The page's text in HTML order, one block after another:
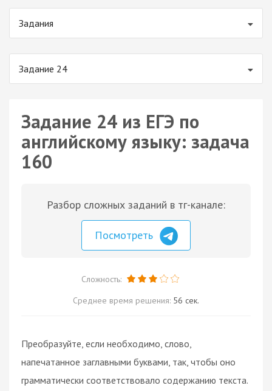
Задания
Задание 24
Задание 24 из ЕГЭ по
английскому языку: задача
160
Разбор сложных заданий в тг-канале:
Посмотреть
Сложность:
Среднее время решения: 56 сек.
Преобразуйте, если необходимо, слово,
напечатанное заглавными буквами, так, чтобы оно
грамматически соответствовало содержанию текста.